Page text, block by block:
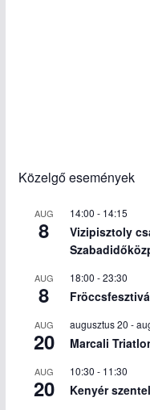
Közelgő események
AUG
8
14:00 - 14:15
Vizipisztoly
AUG
8
18:00 -23:30
AUG
20
augusztus 20 -
Marcali
AUG
20
10:30 - 11:30
Kenyér